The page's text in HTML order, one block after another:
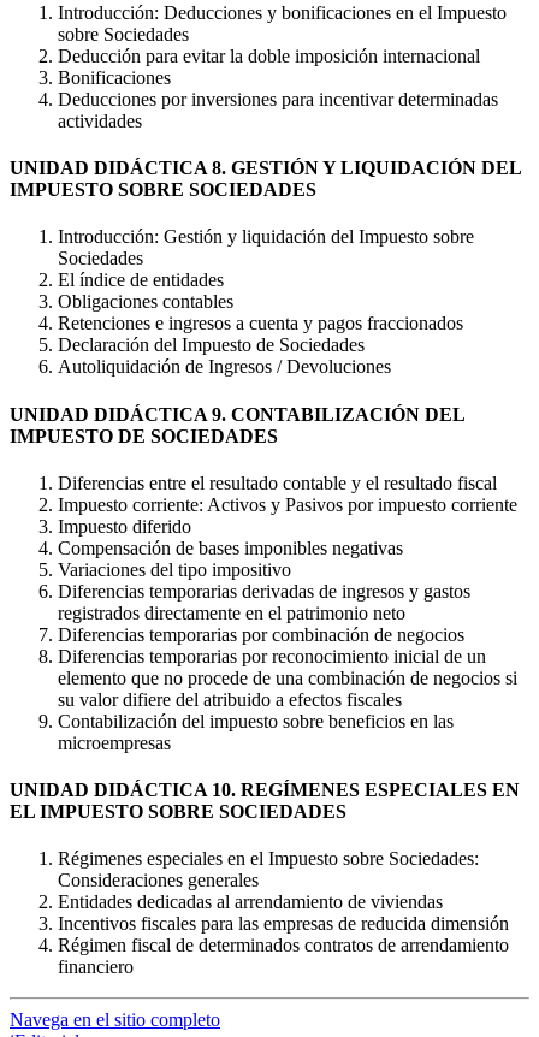
Introducción: Deducciones y bonificaciones en el Impuesto
sobre Sociedades
Deducción para evitar la doble imposición internacional
Bonificaciones
Deducciones por inversiones para incentivar determinadas
actividades
UNIDAD DIDÁCTICA 8. GESTIÓN Y LIQUIDACIÓN DEL
IMPUESTO SOBRE SOCIEDADES
Introducción: Gestión y liquidación del Impuesto sobre
Sociedades
El índice de entidades
Obligaciones contables
Retenciones e ingresos a cuenta y pagos fraccionados
Declaración del Impuesto de Sociedades
Autoliquidación de Ingresos / Devoluciones
UNIDAD DIDÁCTICA 9. CONTABILIZACIÓN DEL
IMPUESTO DE SOCIEDADES
Diferencias entre el resultado contable y el resultado fiscal
Impuesto corriente: Activos y Pasivos por impuesto corriente
Impuesto diferido
Compensación de bases imponibles negativas
Variaciones del tipo impositivo
Diferencias temporarias derivadas de ingresos y gastos
registrados directamente en el patrimonio neto
Diferencias temporarias por combinación de negocios
Diferencias temporarias por reconocimiento inicial de un
elemento que no procede de una combinación de negocios si
su valor difiere del atribuido a efectos fiscales
Contabilización del impuesto sobre beneficios en las
microempresas
UNIDAD DIDÁCTICA 10. REGÍMENES ESPECIALES EN
EL IMPUESTO SOBRE SOCIEDADES
Régimenes especiales en el Impuesto sobre Sociedades:
Consideraciones generales
Entidades dedicadas al arrendamiento de viviendas
Incentivos fiscales para las empresas de reducida dimensión
Régimen fiscal de determinados contratos de arrendamiento
financiero
Navega en el sitio completo